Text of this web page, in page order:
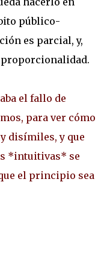
público-
es parcial, y,
el fallo de
para ver cómo
disímiles, y que
*intuitivas* se
el principio sea